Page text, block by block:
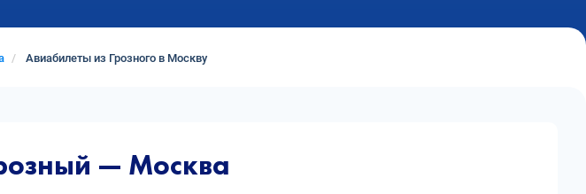
Авиабилеты из Грозного в Москву
— Москва